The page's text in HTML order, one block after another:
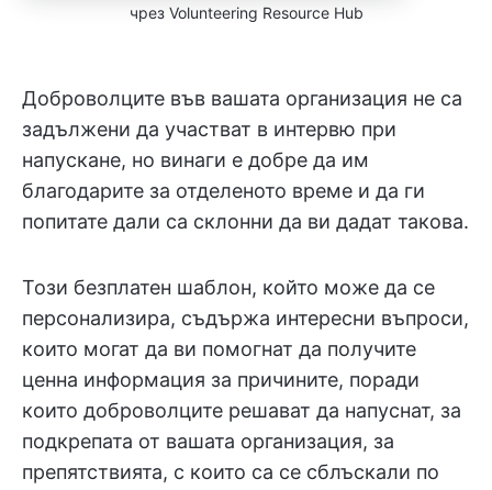
чрез Volunteering Resource Hub
Доброволците във вашата организация не са
задължени да участват в интервю при
напускане, но винаги е добре да им
благодарите за отделеното време и да ги
попитате дали са склонни да ви дадат такова.
Този безплатен шаблон, който може да се
персонализира, съдържа интересни въпроси,
които могат да ви помогнат да получите
ценна информация за причините, поради
които доброволците решават да напуснат, за
подкрепата от вашата организация, за
препятствията, с които са се сблъскали по